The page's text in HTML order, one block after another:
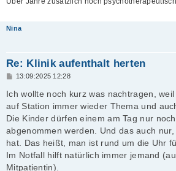
Nina
Re: Klinik aufenthalt herten
B
i
t
r
a
g
13:09:2025 12:28
Ich wollte noch kurz was nachtragen,
auf Station immer wieder Thema und
Die Kinder dürfen einem am Tag nur
abgenommen werden. Und das auch
hat. Das heißt, man ist rund um die Uhr
Im Notfall hilft natürlich immer jemand
Mitpatientin).